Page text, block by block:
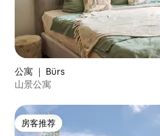
公寓 ｜ Bürs
山景公寓
房客推荐
房客推荐